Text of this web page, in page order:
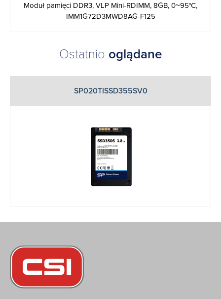
Moduł pamięci DDR3, VLP Mini-RDIMM, 8GB, 0~95°C,
IMM1G72D3MWD8AG-F125
Ostatnio oglądane
SP020TISSD355SV0